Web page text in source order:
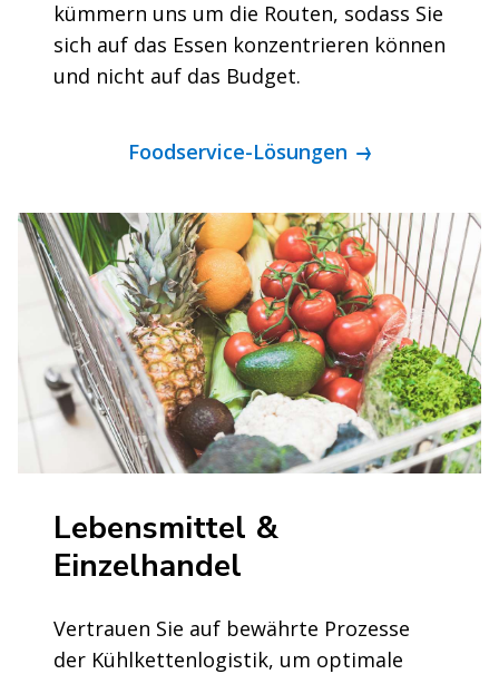
kümmern uns um die Routen, sodass Sie
sich auf das Essen konzentrieren können
und nicht auf das Budget.
Foodservice-Lösungen
Lebensmittel &
Einzelhandel
Vertrauen Sie auf bewährte Prozesse
der Kühlkettenlogistik, um optimale